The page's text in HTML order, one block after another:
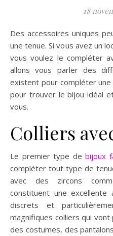
18
Des accessoires uniques peuvent faire la différence dans
une tenue. Si vous avez un
vous voulez le compléter
allons vous parler des
existent pour compléter
pour trouver le bijou idéal
vous.
Colliers
Le premier type debijoux
compléter tout type de
avec des zircons
constituent une
discrets et
magnifiques colliers qui
des costumes, des